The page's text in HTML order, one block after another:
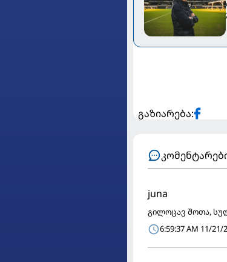
გაზიარება:
juna
გილოცავ შოთა,
6:59:37 AM 11/21/